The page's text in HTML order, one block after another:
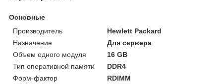
Основные
Производитель
Hewlett Packard
Назначение
Для сервера
Объем одного модуля
16 GB
Тип оперативной памяти
DDR4
Форм-фактор
RDIMM